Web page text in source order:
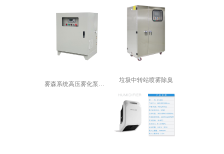
雾森系统高压雾化泵厂房降温加湿园林景...
垃圾中转站喷雾除臭